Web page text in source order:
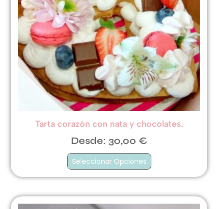
Tarta corazón con nata y chocolates.
Desde: 30,00 €
Seleccionar Opciones